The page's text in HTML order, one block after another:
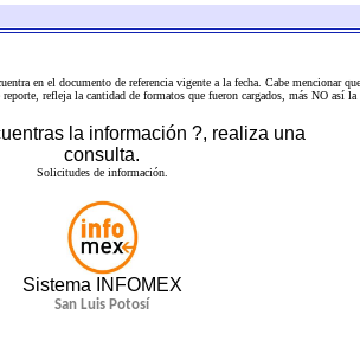
en el documento de referenciavigente a la fecha. Cabe mencionar
refleja la cantidad de formatos que fueron cargados, más NO
la información ?, realiza una
consulta.
Solicitudes de información.
Sistema INFOMEX
San Luis Potosí